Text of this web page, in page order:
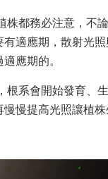
都務必注意，不
有適應期，散射光
應期的。
系會開始發育、
慢提高光照讓植株